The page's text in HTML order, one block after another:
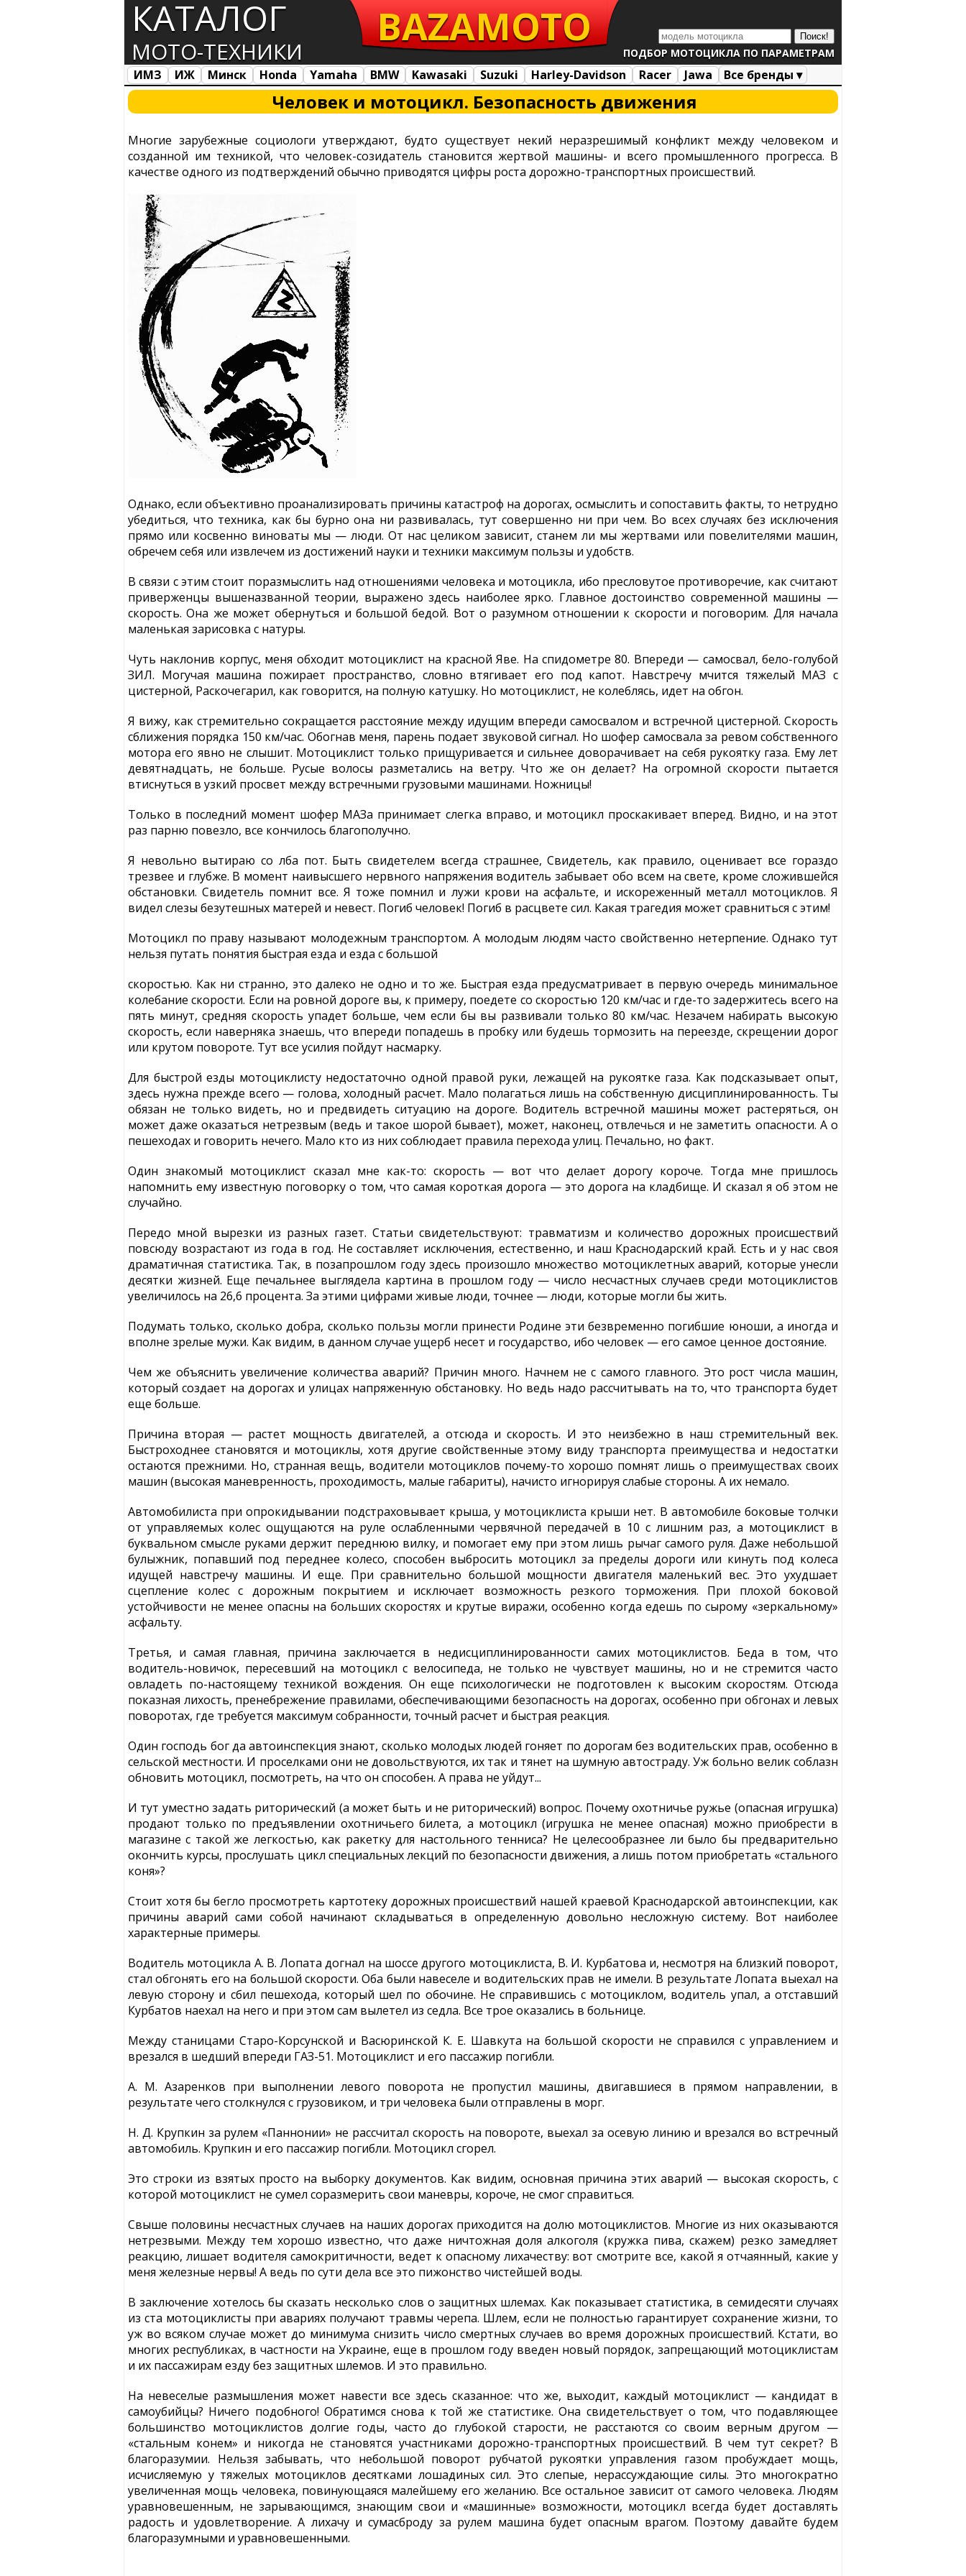
КАТАЛОГ
МОТО-ТЕХНИКИ ПОДБОР МОТОЦИКЛА ПО ПАРАМЕТРАМ
BAZAMOTO
ИМЗ ИЖ Минск Honda Yamaha BMW Kawasaki Suzuki Harley-Davidson Racer Jawa
Все бренды ▾
Все марки
Загрузка... Человек и мотоцикл. Безопасность движения
Многие зарубежные социологи утверждают, будто существует некий неразрешимый конфликт между человеком и
созданной им техникой, что человек-созидатель становится жертвой машины- и всего промышленного прогресса. В
качестве одного из подтверждений обычно приводятся цифры роста дорожно-транспортных происшествий.
Однако, если объективно проанализировать причины катастроф на дорогах, осмыслить и сопоставить факты, то нетрудно
убедиться, что техника, как бы бурно она ни развивалась, тут совершенно ни при чем. Во всех случаях без исключения
прямо или косвенно виноваты мы — люди. От нас целиком зависит, станем ли мы жертвами или повелителями машин,
обречем себя или извлечем из достижений науки и техники максимум пользы и удобств.
В связи с этим стоит поразмыслить над отношениями человека и мотоцикла, ибо пресловутое противоречие, как считают
приверженцы вышеназванной теории, выражено здесь наиболее ярко. Главное достоинство современной машины —
скорость. Она же может обернуться и большой бедой. Вот о разумном отношении к скорости и поговорим. Для начала
маленькая зарисовка с натуры.
Чуть наклонив корпус, меня обходит мотоциклист на красной Яве. На спидометре 80. Впереди — самосвал, бело-голубой
ЗИЛ. Могучая машина пожирает пространство, словно втягивает его под капот. Навстречу мчится тяжелый МАЗ с
цистерной, Раскочегарил, как говорится, на полную катушку. Но мотоциклист, не колеблясь, идет на обгон.
Я вижу, как стремительно сокращается расстояние между идущим впереди самосвалом и встречной цистерной. Скорость
сближения порядка 150 км/час. Обогнав меня, парень подает звуковой сигнал. Но шофер самосвала за ревом собственного
мотора его явно не слышит. Мотоциклист только прищуривается и сильнее доворачивает на себя рукоятку газа. Ему лет
девятнадцать, не больше. Русые волосы разметались на ветру. Что же он делает? На огромной скорости пытается
втиснуться в узкий просвет между встречными грузовыми машинами. Ножницы!
Только в последний момент шофер МАЗа принимает слегка вправо, и мотоцикл проскакивает вперед. Видно, и на этот
раз парню повезло, все кончилось благополучно.
Я невольно вытираю со лба пот. Быть свидетелем всегда страшнее, Свидетель, как правило, оценивает все гораздо
трезвее и глубже. В момент наивысшего нервного напряжения водитель забывает обо всем на свете, кроме сложившейся
обстановки. Свидетель помнит все. Я тоже помнил и лужи крови на асфальте, и искореженный металл мотоциклов. Я
видел слезы безутешных матерей и невест. Погиб человек! Погиб в расцвете сил. Какая трагедия может сравниться с этим!
Мотоцикл по праву называют молодежным транспортом. А молодым людям часто свойственно нетерпение. Однако тут
нельзя путать понятия быстрая езда и езда с большой
скоростью. Как ни странно, это далеко не одно и то же. Быстрая езда предусматривает в первую очередь минимальное
колебание скорости. Если на ровной дороге вы, к примеру, поедете со скоростью 120 км/час и где-то задержитесь всего на
пять минут, средняя скорость упадет больше, чем если бы вы развивали только 80 км/час. Незачем набирать высокую
скорость, если наверняка знаешь, что впереди попадешь в пробку или будешь тормозить на переезде, скрещении дорог
или крутом повороте. Тут все усилия пойдут насмарку.
Для быстрой езды мотоциклисту недостаточно одной правой руки, лежащей на рукоятке газа. Как подсказывает опыт,
здесь нужна прежде всего — голова, холодный расчет. Мало полагаться лишь на собственную дисциплинированность. Ты
обязан не только видеть, но и предвидеть ситуацию на дороге. Водитель встречной машины может растеряться, он
может даже оказаться нетрезвым (ведь и такое шорой бывает), может, наконец, отвлечься и не заметить опасности. А о
пешеходах и говорить нечего. Мало кто из них соблюдает правила перехода улиц. Печально, но факт.
Один знакомый мотоциклист сказал мне как-то: скорость — вот что делает дорогу короче. Тогда мне пришлось
напомнить ему известную поговорку о том, что самая короткая дорога — это дорога на кладбище. И сказал я об этом не
случайно.
Передо мной вырезки из разных газет. Статьи свидетельствуют: травматизм и количество дорожных происшествий
повсюду возрастают из года в год. Не составляет исключения, естественно, и наш Краснодарский край. Есть и у нас своя
драматичная статистика. Так, в позапрошлом году здесь произошло множество мотоциклетных аварий, которые унесли
десятки жизней. Еще печальнее выглядела картина в прошлом году — число несчастных случаев среди мотоциклистов
увеличилось на 26,6 процента. За этими цифрами живые люди, точнее — люди, которые могли бы жить.
Подумать только, сколько добра, сколько пользы могли принести Родине эти безвременно погибшие юноши, а иногда и
вполне зрелые мужи. Как видим, в данном случае ущерб несет и государство, ибо человек — его самое ценное достояние.
Чем же объяснить увеличение количества аварий? Причин много. Начнем не с самого главного. Это рост числа машин,
который создает на дорогах и улицах напряженную обстановку. Но ведь надо рассчитывать на то, что транспорта будет
еще больше.
Причина вторая — растет мощность двигателей, а отсюда и скорость. И это неизбежно в наш стремительный век.
Быстроходнее становятся и мотоциклы, хотя другие свойственные этому виду транспорта преимущества и недостатки
остаются прежними. Но, странная вещь, водители мотоциклов почему-то хорошо помнят лишь о преимуществах своих
машин (высокая маневренность, проходимость, малые габариты), начисто игнорируя слабые стороны. А их немало.
Автомобилиста при опрокидывании подстраховывает крыша, у мотоциклиста крыши нет. В автомобиле боковые толчки
от управляемых колес ощущаются на руле ослабленными червячной передачей в 10 с лишним раз, а мотоциклист в
буквальном смысле руками держит переднюю вилку, и помогает ему при этом лишь рычаг самого руля. Даже небольшой
булыжник, попавший под переднее колесо, способен выбросить мотоцикл за пределы дороги или кинуть под колеса
идущей навстречу машины. И еще. При сравнительно большой мощности двигателя маленький вес. Это ухудшает
сцепление колес с дорожным покрытием и исключает возможность резкого торможения. При плохой боковой
устойчивости не менее опасны на больших скоростях и крутые виражи, особенно когда едешь по сырому «зеркальному»
асфальту.
Третья, и самая главная, причина заключается в недисциплинированности самих мотоциклистов. Беда в том, что
водитель-новичок, пересевший на мотоцикл с велосипеда, не только не чувствует машины, но и не стремится часто
овладеть по-настоящему техникой вождения. Он еще психологически не подготовлен к высоким скоростям. Отсюда
показная лихость, пренебрежение правилами, обеспечивающими безопасность на дорогах, особенно при обгонах и левых
поворотах, где требуется максимум собранности, точный расчет и быстрая реакция.
Один господь бог да автоинспекция знают, сколько молодых людей гоняет по дорогам без водительских прав, особенно в
сельской местности. И проселками они не довольствуются, их так и тянет на шумную автостраду. Уж больно велик соблазн
обновить мотоцикл, посмотреть, на что он способен. А права не уйдут...
И тут уместно задать риторический (а может быть и не риторический) вопрос. Почему охотничье ружье (опасная игрушка)
продают только по предъявлении охотничьего билета, а мотоцикл (игрушка не менее опасная) можно приобрести в
магазине с такой же легкостью, как ракетку для настольного тенниса? Не целесообразнее ли было бы предварительно
окончить курсы, прослушать цикл специальных лекций по безопасности движения, а лишь потом приобретать «стального
коня»?
Стоит хотя бы бегло просмотреть картотеку дорожных происшествий нашей краевой Краснодарской автоинспекции, как
причины аварий сами собой начинают складываться в определенную довольно несложную систему. Вот наиболее
характерные примеры.
Водитель мотоцикла А. В. Лопата догнал на шоссе другого мотоциклиста, В. И. Курбатова и, несмотря на близкий поворот,
стал обгонять его на большой скорости. Оба были навеселе и водительских прав не имели. В результате Лопата выехал на
левую сторону и сбил пешехода, который шел по обочине. Не справившись с мотоциклом, водитель упал, а отставший
Курбатов наехал на него и при этом сам вылетел из седла. Все трое оказались в больнице.
Между станицами Старо-Корсунcкой и Васюринской К. Е. Шавкута на большой скорости не справился с управлением и
врезался в шедший впереди ГАЗ-51. Мотоциклист и его пассажир погибли.
А. М. Азаренков при выполнении левого поворота не пропустил машины, двигавшиеся в прямом направлении, в
результате чего столкнулся с грузовиком, и три человека были отправлены в морг.
Н. Д. Крупкин за рулем «Паннонии» не рассчитал скорость на повороте, выехал за осевую линию и врезался во встречный
автомобиль. Крупкин и его пассажир погибли. Мотоцикл сгорел.
Это строки из взятых просто на выборку документов. Как видим, основная причина этих аварий — высокая скорость, с
которой мотоциклист не сумел соразмерить свои маневры, короче, не смог справиться.
Свыше половины несчастных случаев на наших дорогах приходится на долю мотоциклистов. Многие из них оказываются
нетрезвыми. Между тем хорошо известно, что даже ничтожная доля алкоголя (кружка пива, скажем) резко замедляет
реакцию, лишает водителя самокритичности, ведет к опасному лихачеству: вот смотрите все, какой я отчаянный, какие у
меня железные нервы! А ведь по сути дела все это пижонство чистейшей воды.
В заключение хотелось бы сказать несколько слов о защитных шлемах. Как показывает статистика, в семидесяти случаях
из ста мотоциклисты при авариях получают травмы черепа. Шлем, если не полностью гарантирует сохранение жизни, то
уж во всяком случае может до минимума снизить число смертных случаев во время дорожных происшествий. Кстати, во
многих республиках, в частности на Украине, еще в прошлом году введен новый порядок, запрещающий мотоциклистам
и их пассажирам езду без защитных шлемов. И это правильно.
На невеселые размышления может навести все здесь сказанное: что же, выходит, каждый мотоциклист — кандидат в
самоубийцы? Ничего подобного! Обратимся снова к той же статистике. Она свидетельствует о том, что подавляющее
большинство мотоциклистов долгие годы, часто до глубокой старости, не расстаются со своим верным другом —
«стальным конем» и никогда не становятся участниками дорожно-транспортных происшествий. В чем тут секрет? В
благоразумии. Нельзя забывать, что небольшой поворот рубчатой рукоятки управления газом пробуждает мощь,
исчисляемую у тяжелых мотоциклов десятками лошадиных сил. Это слепые, нерассуждающие силы. Это многократно
увеличенная мощь человека, повинующаяся малейшему его желанию. Все остальное зависит от самого человека. Людям
уравновешенным, не зарывающимся, знающим свои и «машинные» возможности, мотоцикл всегда будет доставлять
радость и удовлетворение. А лихачу и сумасброду за рулем машина будет опасным врагом. Поэтому давайте будем
благоразумными и уравновешенными.